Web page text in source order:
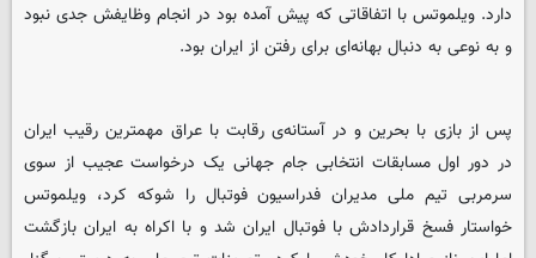
دارد. ویلموتس با اتفاقاتی که پیش آمده بود در انجام وظایفش جدی نبود
و به نوعی به دنبال بهانه‌ای برای رفتن از ایران بود.
پس از بازی با بحرین و در آستانه‌ی رقابت با عراق مهمترین رقیب ایران
در دور اول مسابقات انتخابی جام جهانی یک درخواست عجیب از سوی
سرمربی تیم ملی مدیران فدراسیون فوتبال را شوکه کرد، ویلموتس
خواستار فسخ قراردادش با فوتبال ایران شد و با اکراه به ایران بازگشت